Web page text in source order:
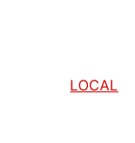
LOCAL